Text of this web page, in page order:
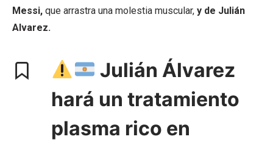
Messi, que arrastra una molestia muscular, y de Julián
Alvarez.
Julián Álvarez
hará un tratamiento
plasma rico en